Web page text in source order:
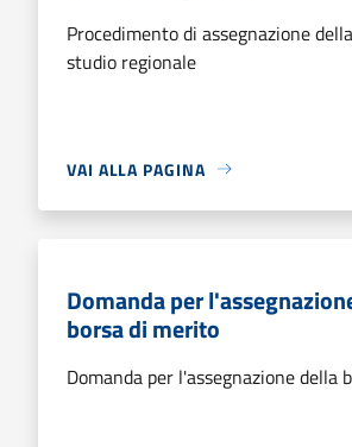
Procedimento di assegnazione
studio regionale
VAI ALLA PAGINA
Domanda per
borsa di merito
Domanda per l'assegnazione della